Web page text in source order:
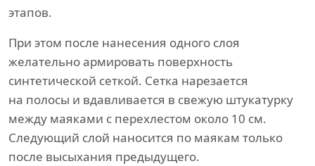
этапов.
При этом после нанесения одного слоя
желательно армировать поверхность
синтетической сеткой. Сетка нарезается
на полосы и вдавливается в свежую штукатурку
между маяками с перехлестом около 10 см.
Следующий слой наносится по маякам только
после высыхания предыдущего.